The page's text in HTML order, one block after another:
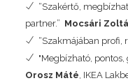
“Szakértő,
partner.” Mocsári
“Szakmájában profi,
"Megbízható,
Orosz Máté , IKEA